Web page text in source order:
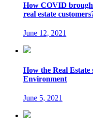
How COVID
real estate
June 12, 2021
How the Real Estate
Environment
June 5, 2021